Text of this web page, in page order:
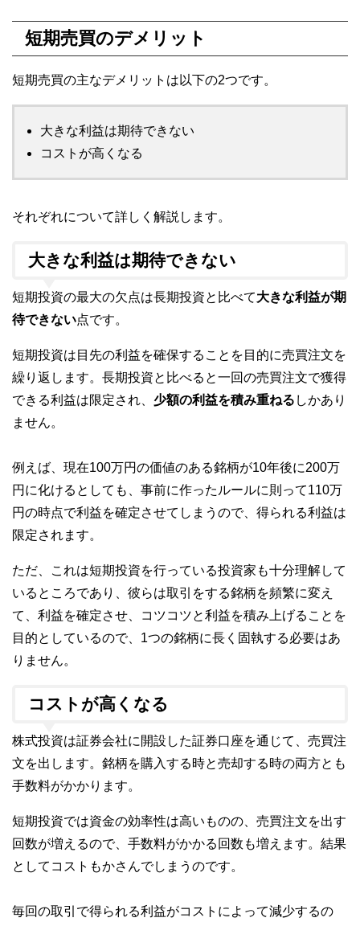
短期売買のデメリット
短期売買の主なデメリットは以下の2つです。
大きな利益は期待できない
コストが高くなる
それぞれについて詳しく解説します。
大きな利益は期待できない
短期投資の最大の欠点は長期投資と比べて大きな利益が期
待できない点です。
短期投資は目先の利益を確保することを目的に売買注文を
繰り返します。長期投資と比べると一回の売買注文で獲得
できる利益は限定され、 少額の利益を積み重ねる しかあり
ません。
例えば、現在100万円の価値のある銘柄が10年後に200万
円に化けるとしても、事前に作ったルールに則って110万
円の時点で利益を確定させてしまうので、得られる利益は
限定されます。
ただ、これは短期投資を行っている投資家も十分理解して
いるところであり、彼らは取引をする銘柄を頻繁に変え
て、利益を確定させ、コツコツと利益を積み上げることを
目的としているので、1つの銘柄に長く固執する必要はあ
りません。
コストが高くなる
株式投資は証券会社に開設した証券口座を通じて、売買注
文を出します。銘柄を購入する時と売却する時の両方とも
手数料がかかります。
短期投資では資金の効率性は高いものの、売買注文を出す
回数が増えるので、手数料がかかる回数も増えます。結果
としてコストもかさんでしまうのです。
毎回の取引で得られる利益がコストによって減少するの